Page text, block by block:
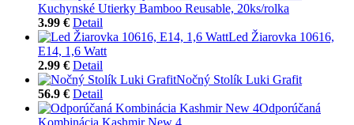
Kuchynské Utierky Bamboo Reusable, 20ks/rolka
3.99 € Detail
Led Žiarovka 10616,
E14, 1,6 Watt
2.99 € Detail
Nočný Stolík Luki Grafit
56.9 € Detail
Odporúčaná
Kombinácia Kashmir New 4